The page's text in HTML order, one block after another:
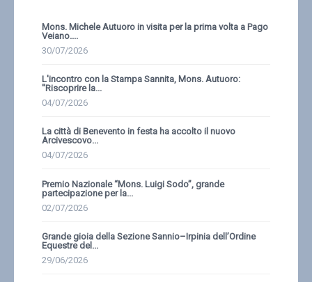
Mons. Michele Autuoro in visita per la prima volta a Pago
Veiano....
30/07/2026
L'incontro con la Stampa Sannita, Mons. Autuoro:
''Riscoprire la...
04/07/2026
La città di Benevento in festa ha accolto il nuovo
Arcivescovo...
04/07/2026
Premio Nazionale “Mons. Luigi Sodo”, grande
partecipazione per la...
02/07/2026
Grande gioia della Sezione Sannio–Irpinia dell’Ordine
Equestre del...
29/06/2026